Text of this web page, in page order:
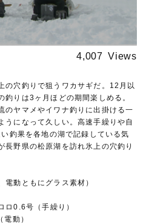
4,007
の穴釣りで狙うワカサギだ。12月以
りは3ヶ月ほどの期間楽しめる。
のヤマメやイワナ釣りに出掛ける一
うになって久しい。高速手繰りや自
釣果を各地の湖で記録している気
野県の松原湖を訪れ氷上の穴釣り
電動ともにグラス素材）
0.6号（手繰り）
動）